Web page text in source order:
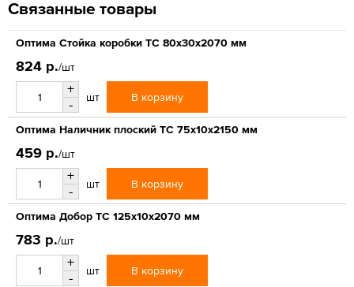
Связанные товары
Оптима Стойка коробки ТС 80х30х2070 мм
824 р./шт
+
-
шт В корзину
Оптима Наличник плоский ТС 75х10х2150 мм
459 р./шт
+
-
шт В корзину
Оптима Добор ТС 125х10х2070 мм
783 р./шт
+
-
шт В корзину